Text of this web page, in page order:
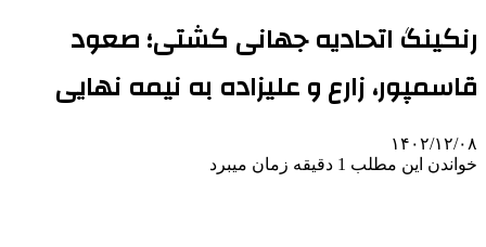
رنکینگ اتحادیه جهانی کشتی؛ صعود
قاسمپور، زارع و علیزاده به نیمه نهایی
۱۴۰۲/۱۲/۰۸
خواندن این مطلب 1 دقیقه زمان میبرد